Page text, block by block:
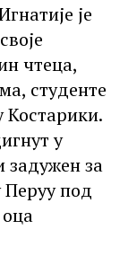
је
чтеца,
студенте
Костарики.
у
задужен за
Перуу под